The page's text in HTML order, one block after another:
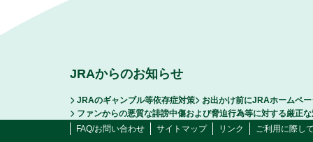
JRAからのお知らせ
JRAのギャンブル等依存症対策
お出かけ前にJRAホームペ
ファンからの悪質な誹謗中傷および脅迫行為等に対する厳正
FAQ/お問い合わせ
サイトマップ リンク ご利用に際し